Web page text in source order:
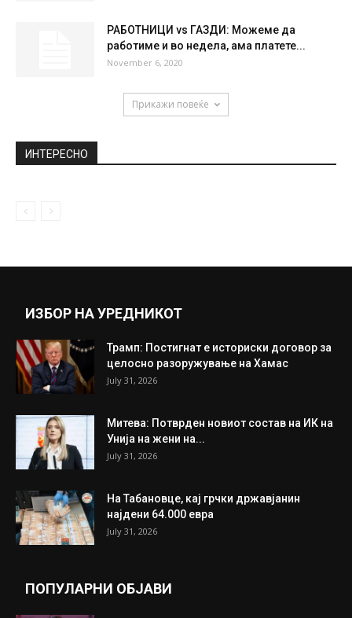
РАБОТНИЦИ vs ГАЗДИ: Можеме да
работиме и во недела, ама платете...
November 6, 2020
Прикажи повеќе
ИНТЕРЕСНО
ИЗБОР НА УРЕДНИКОТ
Трамп: Постигнат е историски договор за
целосно разоружување на Хамас
July 31, 2026
Митева: Потврден новиот состав на ИК на
Унија на жени на...
July 31, 2026
На Табановце, кај грчки државјанин
најдени 64.000 евра
July 31, 2026
ПОПУЛАРНИ ОБЈАВИ